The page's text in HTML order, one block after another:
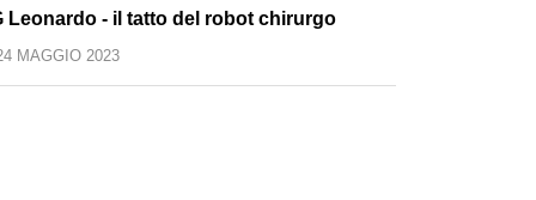
Leonardo - il tatto del robot chirurgo
MAGGIO 2023